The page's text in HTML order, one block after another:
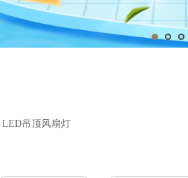
1 2 3
LED吊顶风扇灯